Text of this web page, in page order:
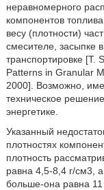
неравномерного
компонентов
весу (плотности)
смесителе, засыпке
транспортировке [T.
Patterns in Granular
2000]. Возможно,
техническое
энергетике.
Указанный
плотностях
плотность
равна 4,5-8,4 г/см3,
больше-она равна 11